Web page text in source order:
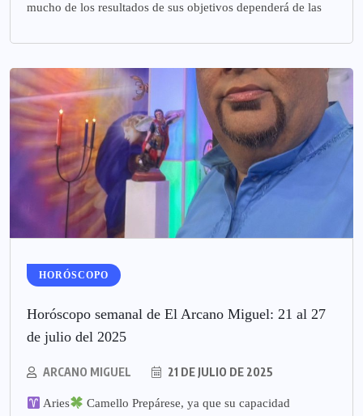
mucho de los resultados de sus objetivos dependerá de las
HORÓSCOPO
Horóscopo semanal de El Arcano Miguel: 21 al 27
de julio del 2025
ARCANO MIGUEL 21 DE JULIO DE 2025
Aries
Camello Prepárese, ya que su capacidad